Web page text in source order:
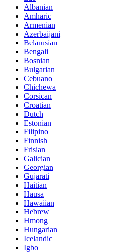
Albanian
Amharic
Armenian
Azerbaijani
Belarusian
Bengali
Bosnian
Bulgarian
Cebuano
Chichewa
Corsican
Croatian
Dutch
Estonian
Filipino
Finnish
Frisian
Galician
Georgian
Gujarati
Haitian
Hausa
Hawaiian
Hebrew
Hmong
Hungarian
Icelandic
Igbo